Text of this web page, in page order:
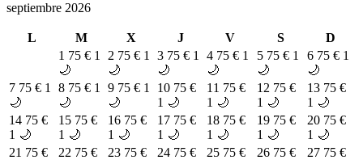
septiembre 2026
L M X J V S
D
1 75 € 1
🌙
2 75 € 1
🌙
3 75 € 1
🌙
4 75 € 1
🌙
5 75 € 1
🌙
6 75 € 1
🌙
7 75 € 1
🌙
8 75 € 1
🌙
9 75 € 1
🌙
10 75 €
1 🌙
11 75 €
1 🌙
12 75 €
1 🌙
13 75 €
1 🌙
14 75 €
1 🌙
15 75 €
1 🌙
16 75 €
1 🌙
17 75 €
1 🌙
18 75 €
1 🌙
19 75 €
1 🌙
20 75 €
1 🌙
21 75 €
22 75 €
23 75 €
24 75 €
25 75 €
26 75 €
27 75 €